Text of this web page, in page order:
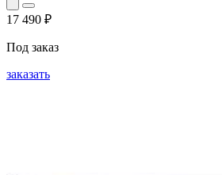
17 490 ₽
Под заказ
заказать